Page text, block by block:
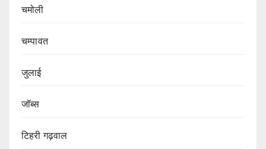
चमोली
चम्पावत
जुलाई
जॉब्स
टिहरी गढ़वाल